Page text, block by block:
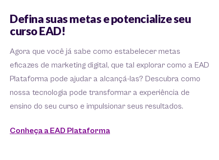
Defina suas metas e potencialize seu
curso EAD!
Agora que você já sabe como estabelecer metas
eficazes de marketing digital, que tal explorar como a EAD
Plataforma pode ajudar a alcançá-las? Descubra como
nossa tecnologia pode transformar a experiência de
ensino do seu curso e impulsionar seus resultados.
Conheça a EAD Plataforma